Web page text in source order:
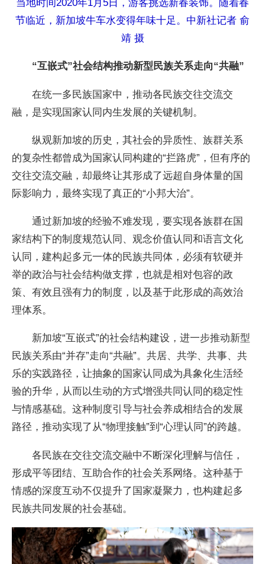
节临近，新加坡牛车水变得年味十足。中新社记者 俞
靖 摄
“互嵌式”社会结构推动新型民族关系走向“共融”
在统一多民族国家中，推动各民族交往交流交
融，是实现国家认同内生发展的关键机制。
纵观新加坡的历史，其社会的异质性、族群关系
的复杂性都曾成为国家认同构建的“拦路虎”，但有序的
交往交流交融，却最终让其形成了远超自身体量的国
际影响力，最终实现了真正的“小邦大治”。
通过新加坡的经验不难发现，要实现各族群在国
家结构下的制度规范认同、观念价值认同和语言文化
认同，建构起多元一体的民族共同体，必须有软硬并
举的政治与社会结构做支撑，也就是相对包容的政
策、有效且强有力的制度，以及基于此形成的高效治
理体系。
新加坡“互嵌式”的社会结构建设，进一步推动新型
民族关系由“并存”走向“共融”。共居、共学、共事、共
乐的实践路径，让抽象的国家认同成为具象化生活经
验的升华，从而以生动的方式增强共同认同的稳定性
与情感基础。这种制度引导与社会养成相结合的发展
路径，推动实现了从“物理接触”到“心理认同”的跨越。
各民族在交往交流交融中不断深化理解与信任，
形成平等团结、互助合作的社会关系网络。这种基于
情感的深度互动不仅提升了国家凝聚力，也构建起多
民族共同发展的社会基础。